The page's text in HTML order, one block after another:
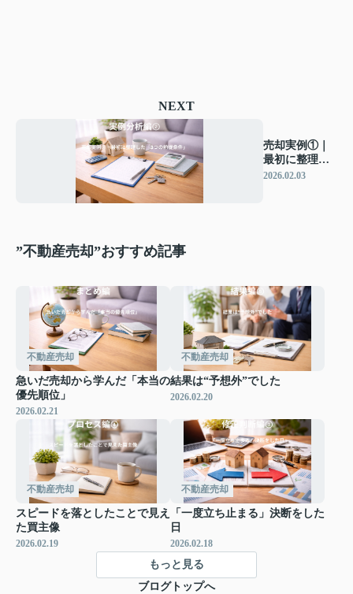
NEXT
売却実例①｜
最初に整理し
た「3つの前提
2026.02.03
”不動産売却”おすすめ記事
不動産売却
急いだ売却から学んだ「本当の
優先順位」
2026.02.21
不動産売却
結果は“予想外”でした
2026.02.20
不動産売却
スピードを落としたことで見え
た買主像
2026.02.19
不動産売却
「一度立ち止まる」決断をした
日
2026.02.18
もっと見る
ブログトップへ